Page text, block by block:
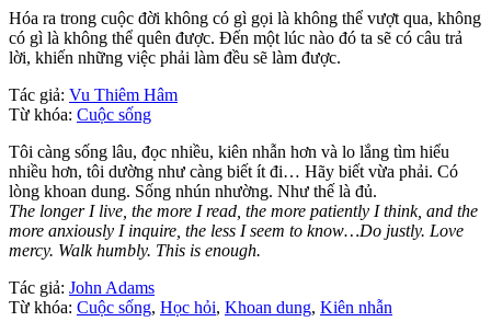
Hóa ra trong cuộc đời không có gì gọi là không thể vượt qua, không
có gì là không thể quên được. Đến một lúc nào đó ta sẽ có câu trả
lời, khiến những việc phải làm đều sẽ làm được.
Tác giả: Vu Thiêm Hâm
Từ khóa: Cuộc sống
Tôi càng sống lâu, đọc nhiều, kiên nhẫn hơn và lo lắng tìm hiểu
nhiều hơn, tôi dường như càng biết ít đi… Hãy biết vừa phải. Có
lòng khoan dung. Sống nhún nhường. Như thế là đủ.
The longer I live, the more I read, the more patiently I think, and the
more anxiously I inquire, the less I seem to know…Do justly. Love
mercy. Walk humbly. This is enough.
Tác giả: John Adams
Từ khóa: Cuộc sống, Học hỏi, Khoan dung, Kiên nhẫn